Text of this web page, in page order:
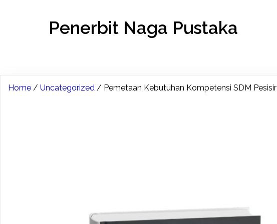
Penerbit Naga Pustaka
Home / Uncategorized / Pemetaan Kebutuhan Kompetensi SDM Pesisir